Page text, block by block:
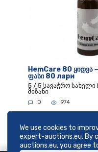
We use cookies to
expert-auctions.eu. By
auctions.eu, you agree
HemCare 80 ყიდვა
ფასი 80 лари
5 / 5 სავაჭრო სახელი
მიზანი
0 974